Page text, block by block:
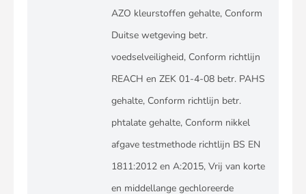
AZO kleurstoffen gehalte, Conform
Duitse wetgeving betr.
voedselveiligheid, Conform richtlijn
REACH en ZEK 01-4-08 betr. PAHS
gehalte, Conform richtlijn betr.
phtalate gehalte, Conform nikkel
afgave testmethode richtlijn BS EN
1811:2012 en A:2015, Vrij van korte
en middellange gechloreerde